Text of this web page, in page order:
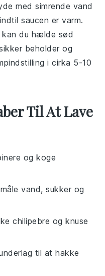
med simrende vand
saucen er varm.
kan du hælde sød
beholder og
i cirka 5-10
Til At Lave
og koge
vand, sukker og
chilipebre og knuse
til at hakke